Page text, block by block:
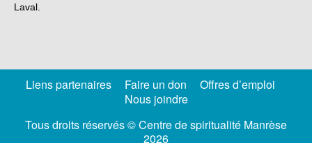
Laval.
Liens partenaires Faire un don
Offres d’emploi
Nous joindre
Tous droits réservés © Centre de spiritualité Manrèse
2026